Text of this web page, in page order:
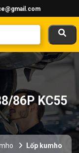
86P KC55
Lốp kumho